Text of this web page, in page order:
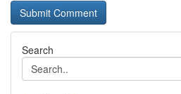
Search